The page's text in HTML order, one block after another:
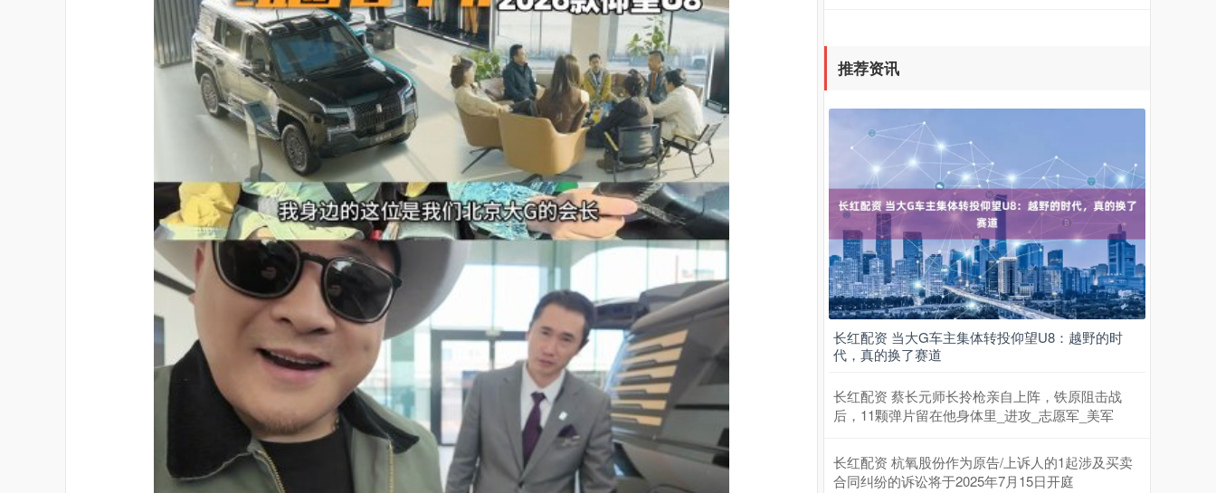
推荐资讯
长红配资 当大G车主集体转投仰望U8：越野的时
代，真的换了赛道
长红配资 蔡长元师长拎枪亲自上阵，铁原阻击战
后，11颗弹片留在他身体里_进攻_志愿军_美军
长红配资 杭氧股份作为原告/上诉人的1起涉及买卖
合同纠纷的诉讼将于2025年7月15日开庭